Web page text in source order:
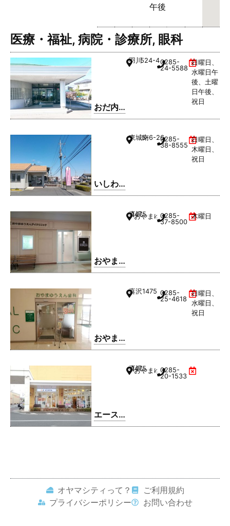
午後
医療・福祉, 病院・診療所, 眼科
おだ内
科クリ
羽川524-40285-
24-5588
日曜日、
水曜日午
後、土曜
日午後、
祝日
いしわ
た歯科
東城南5-6-260285-
38-8555
日曜日、
木曜日、
祝日
おやま
ゆうえ
喜沢
1475
おやまゆうえんハーヴェストウ
0285-
37-8500
木曜日
おやま
ゆうえ
喜沢1475 0285-
25-4618
日曜日、
水曜日、
祝日
エース
コンタ
店
喜沢
1475
おやまゆうえんハーヴェストウ
0285-
20-1533
オヤマシティって？
ご利用規約
プライバシーポリシー
お問い合わせ